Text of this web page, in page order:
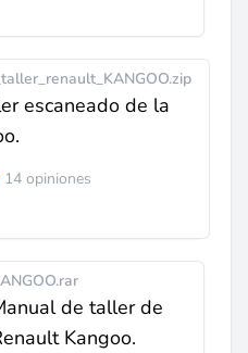
escaneado de la
14 opiniones
de taller de
Kangoo.